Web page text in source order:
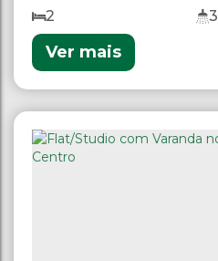
2 3
Ver mais